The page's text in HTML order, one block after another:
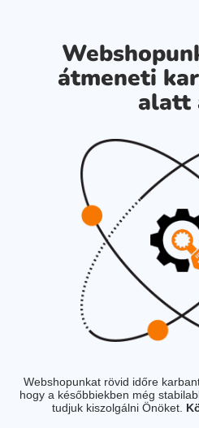
átmeneti
alatt
Webshopunkat rövid időre
hogy a későbbiekben még
tudjuk kiszolgálni Önöket.